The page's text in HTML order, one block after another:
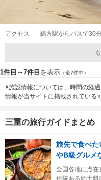
アクセス 鵜方駅からバスで30
1件目～7件目 を表示 （全7件中）
※施設情報については、時間の経
情報が当サイトに掲載されている
三重の旅行ガイドまとめ
旅先で食べ
やB級グルメ
全国各地に点在
伝統ある郷土料